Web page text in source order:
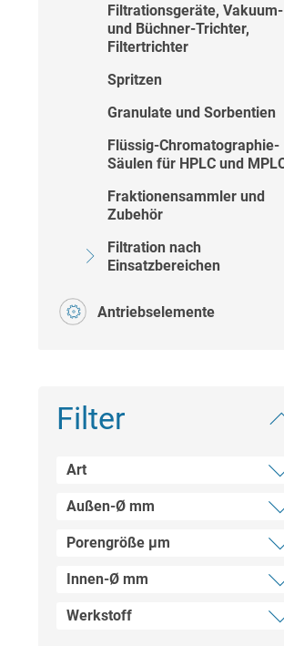
Filtrationsgeräte, Vakuum-
und Büchner-Trichter,
Filtertrichter
Spritzen
Granulate und Sorbentien
Flüssig-Chromatographie-
Säulen für HPLC und
Fraktionensammler und
Zubehör
Filtration nach
Einsatzbereichen
Antriebselemente
Filter
Art
Filtergehäuse und Kerzen
Spritzen
Außen-Ø mm
65
Porengröße µm
0,2
0,3
Innen-Ø mm
27
Werkstoff